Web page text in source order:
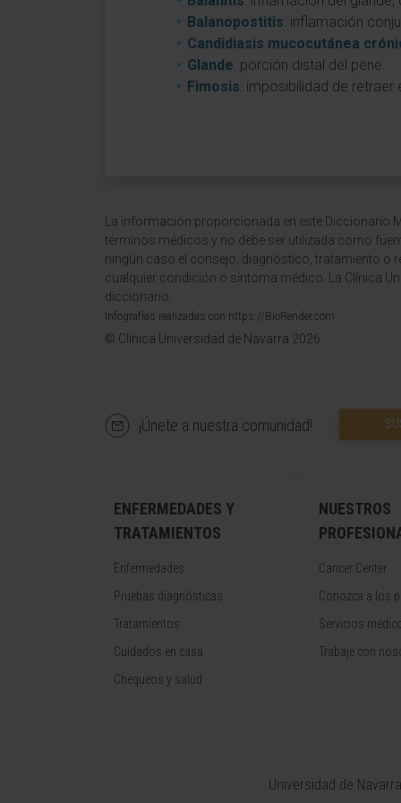
Balanopostitis: inflamación
Candidiasis mucocutánea
Glande: porción distal del pene.
Fimosis: imposibilidad de retraer
La información proporcionada en este Diccionario
términos médicos y no debe ser utilizada como
ningún caso el consejo, diagnóstico, tratamiento o
cualquier condición o síntoma médico. La Clínica
diccionario.
Infografías realizadas con https://BioRender.com
© Clínica Universidad de Navarra 2026
¡Únete a nuestra comunidad!
ENFERMEDADES Y
TRATAMIENTOS
Enfermedades
Pruebas diagnósticas
Tratamientos
Cuidados en casa
Chequeos y salud
NUESTROS
Cancer Center
Conozca a los
Servicios
Trabaje con
Universidad de Navarra